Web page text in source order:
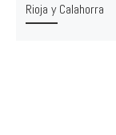
Rioja y Calahorra